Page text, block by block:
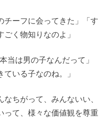
チーフに会ってきた」「す
く物知りなのよ」
当は男の子なんだって」
ている子なのね。」
ちがって、みんないい、
って、様々な価値観を尊重